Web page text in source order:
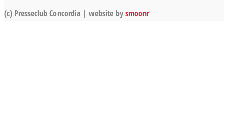
(c) Presseclub Concordia | website bysmoonr